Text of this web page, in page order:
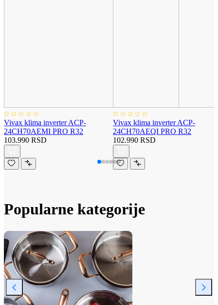
Vivax klima inverter ACP-
24CH70AEMI PRO R32
103.990 RSD
Vivax klima inverter ACP-
24CH70AEQI PRO R32
102.990 RSD
Popularne kategorije